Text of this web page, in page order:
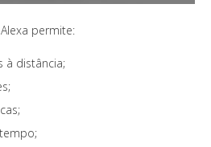
permite:
à distância;